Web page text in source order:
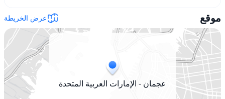
موقع عرض الخريطة
عجمان - الإمارات العربية المتحدة